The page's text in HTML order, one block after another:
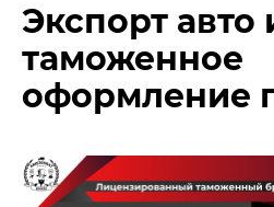
Экспорт авто
таможенное
оформление